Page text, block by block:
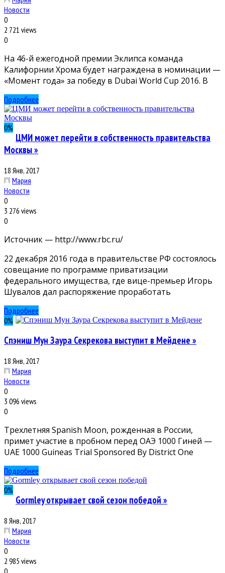
Новости
0
2 721 views
0
На 46-й ежегодной премии Эклипса команда
Калифорнии Хрома будет награждена в номинации —
«Момент года» за победу в Dubai World Cup 2016. В
Подробнее
0%
ЦМИ может перейти в собственность правительства
Москвы »
18 Янв, 2017
Мария
Новости
0
3 276 views
0
Источник — http://www.rbc.ru/
22 декабря 2016 года в правительстве РФ состоялось
совещание по программе приватизации
федерального имущества, где вице-премьер Игорь
Шувалов дал распоряжение проработать
Подробнее
0%
Спэниш Мун Заура Секрекова выступит в Мейдене »
18 Янв, 2017
Мария
Новости
0
3 096 views
0
Трехлетняя Spanish Moon, рожденная в России,
примет участие в пробном перед ОАЭ 1000 Гиней —
UAE 1000 Guineas Trial Sponsored By District One
Подробнее
0%
Gormley открывает свой сезон победой »
8 Янв, 2017
Мария
Новости
0
2 985 views
0